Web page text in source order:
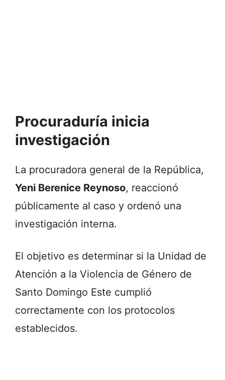
Procuraduría inicia
investigación
La procuradora general de la República,
Yeni Berenice Reynoso, reaccionó
públicamente al caso y ordenó una
investigación interna.
El objetivo es determinar si la Unidad de
Atención a la Violencia de Género de
Santo Domingo Este cumplió
correctamente con los protocolos
establecidos.